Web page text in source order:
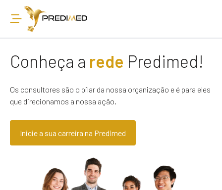
Conheça a rede Predimed!
Os consultores são o pilar da nossa organização e é para eles
que direcionamos a nossa ação.
Inicie a sua carreira na Predimed